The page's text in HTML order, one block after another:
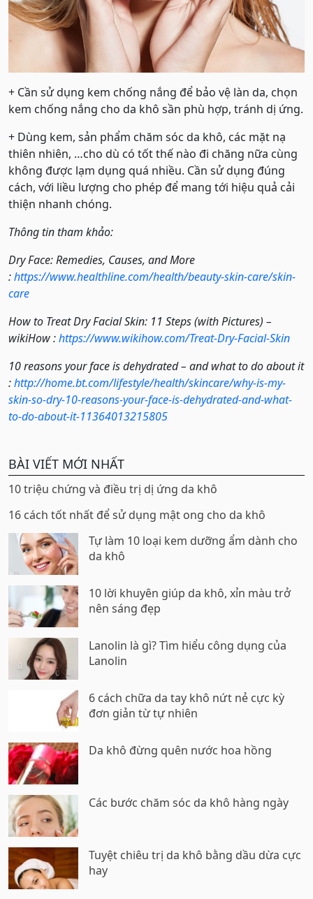
+ Cần sử dụng kem chống nắng để bảo vệ làn da, chọn
kem chống nắng cho da khô sần phù hợp, tránh dị ứng.
+ Dùng kem, sản phẩm chăm sóc da khô, các mặt nạ
thiên nhiên, …cho dù có tốt thế nào đi chăng nữa cùng
không được lạm dụng quá nhiều. Cần sử dụng đúng
cách, với liều lượng cho phép để mang tới hiệu quả cải
thiện nhanh chóng.
Thông tin tham khảo:
Dry Face: Remedies, Causes, and More
:https://www.healthline.com/health/beauty-skin-care/skin-
care
How to Treat Dry Facial Skin: 11 Steps (with Pictures) –
wikiHow :https://www.wikihow.com/Treat-Dry-Facial-Skin
10 reasons your face is dehydrated – and what to do about it
:http://home.bt.com/lifestyle/health/skincare/why-is-my-
skin-so-dry-10-reasons-your-face-is-dehydrated-and-what-
to-do-about-it-11364013215805
BÀI VIẾT MỚI NHẤT
10 triệu chứng và điều trị dị ứng da khô
16 cách tốt nhất để sử dụng mật ong cho da khô
Tự làm 10 loại kem dưỡng ẩm dành cho
da khô
10 lời khuyên giúp da khô, xỉn màu trở
nên sáng đẹp
Lanolin là gì? Tìm hiểu công dụng của
Lanolin
6 cách chữa da tay khô nứt nẻ cực kỳ
đơn giản từ tự nhiên
Da khô đừng quên nước hoa hồng
Các bước chăm sóc da khô hàng ngày
Tuyệt chiêu trị da khô bằng dầu dừa cực
hay